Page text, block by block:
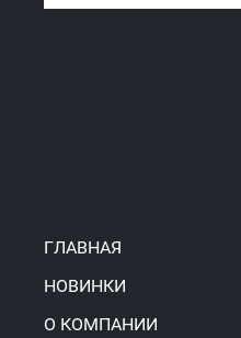
ГЛАВНАЯ
НОВИНКИ
О КОМПАНИИ